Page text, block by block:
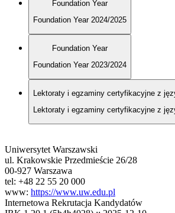
Foundation Year
Foundation Year 2024/2025
Foundation Year
Foundation Year 2023/2024
Lektoraty i egzaminy certyfikacyjne z
Lektoraty i egzaminy certyfikacyjne z
Uniwersytet Warszawski
ul. Krakowskie Przedmieście 26/28
00-927 Warszawa
tel: +48 22 55 20 000
www: https://www.uw.edu.pl
Internetowa Rekrutacja Kandydatów